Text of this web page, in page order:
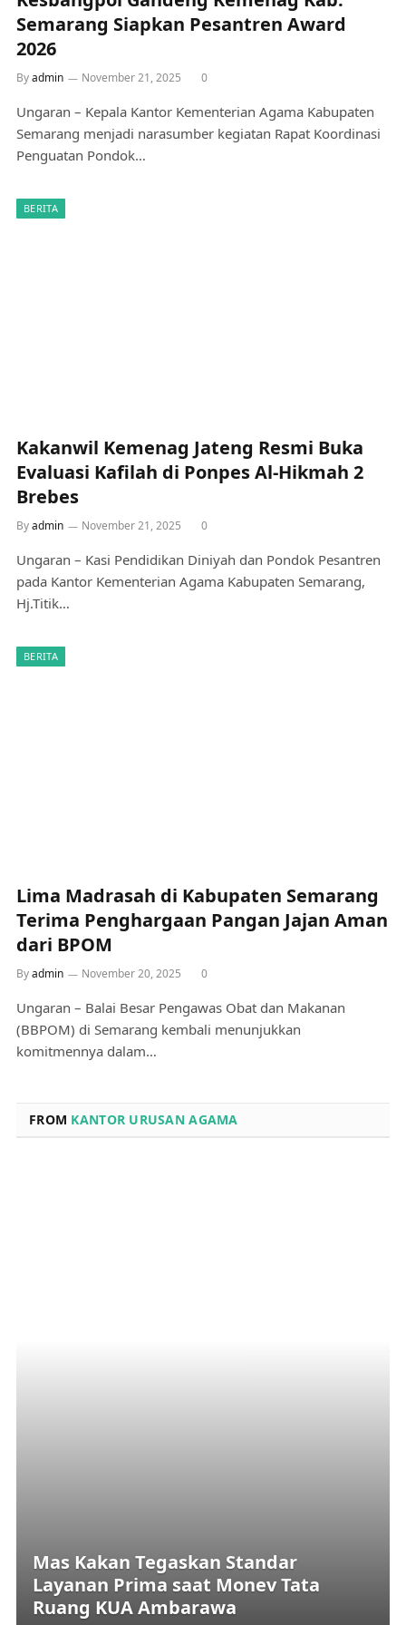
Semarang Siapkan Pesantren Award
2026
Byadmin November 21, 2025 0
Ungaran – Kepala Kantor Kementerian Agama Kabupaten
Semarang menjadi narasumber kegiatan Rapat Koordinasi
Penguatan Pondok…
BERITA
Kakanwil Kemenag Jateng Resmi Buka
Evaluasi Kafilah di Ponpes Al-Hikmah 2
Brebes
Byadmin November 21, 2025 0
Ungaran – Kasi Pendidikan Diniyah dan Pondok Pesantren
pada Kantor Kementerian Agama Kabupaten Semarang,
Hj.Titik…
BERITA
Lima Madrasah di Kabupaten Semarang
Terima Penghargaan Pangan Jajan Aman
dari BPOM
Byadmin November 20, 2025 0
Ungaran – Balai Besar Pengawas Obat dan Makanan
(BBPOM) di Semarang kembali menunjukkan
komitmennya dalam…
FROM KANTOR URUSAN AGAMA
Mas Kakan Tegaskan Standar
Layanan Prima saat Monev Tata
Ruang KUA Ambarawa